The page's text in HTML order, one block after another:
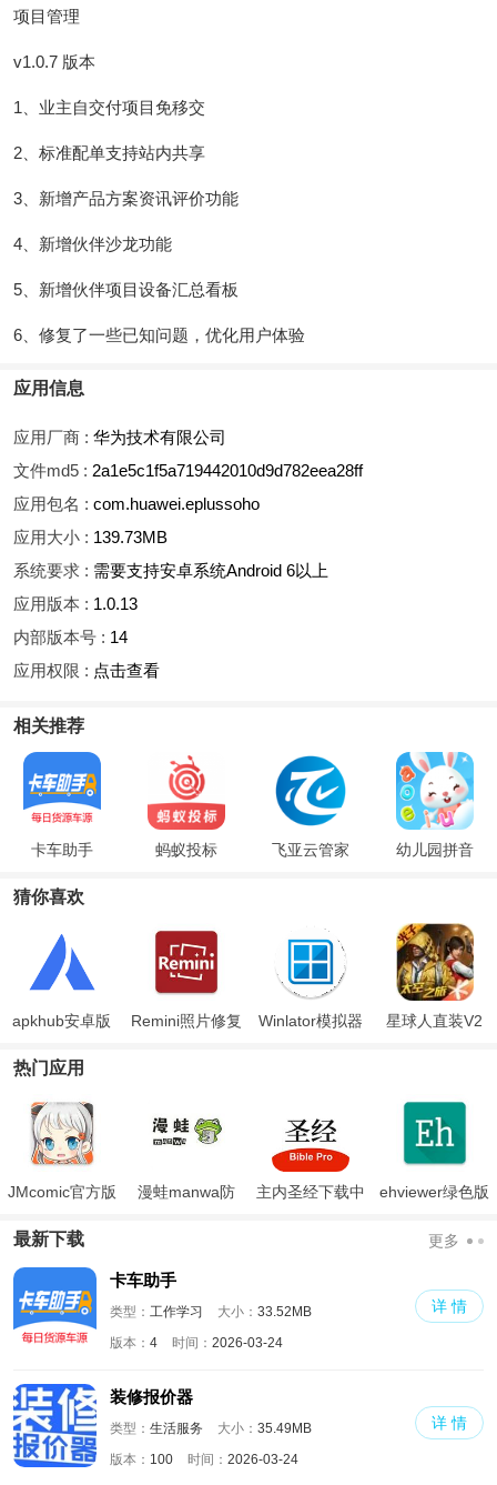
项目管理
v1.0.7 版本
1、业主自交付项目免移交
2、标准配单支持站内共享
3、新增产品方案资讯评价功能
4、新增伙伴沙龙功能
5、新增伙伴项目设备汇总看板
6、修复了一些已知问题，优化用户体验
应用信息
应用厂商 : 华为技术有限公司
文件md5 : 2a1e5c1f5a719442010d9d782eea28ff
应用包名 : com.huawei.eplussoho
应用大小 : 139.73MB
系统要求 : 需要支持安卓系统Android 6以上
应用版本 : 1.0.13
内部版本号 : 14
应用权限 : 点击查看
相关推荐
卡车助手 蚂蚁投标 飞亚云管家 幼儿园拼音
猜你喜欢
apkhub安卓版
Remini照片修复
Winlator模拟器 星球人直装V2
热门应用
JMcomic官方版
漫蛙manwa防
主内圣经下载中
ehviewer绿色版
最新下载 更多
卡车助手
类型： 工作学习 大小： 33.52MB
版本： 4 时间： 2026-03-24
详 情
装修报价器
类型： 生活服务 大小： 35.49MB
版本： 100 时间： 2026-03-24
详 情